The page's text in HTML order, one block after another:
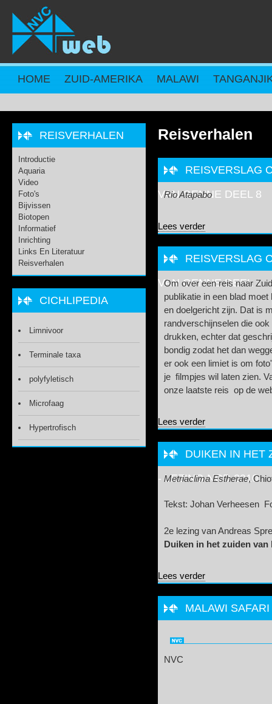
Overslaan en naar de inhoud gaan
HOME ZUID-AMERIKA MALAWI
Reisverhalen
REISVERSLAG
VAN GENNE DEEL 8
Rio Atapabo
Lees verder
REISVERSLAG
VAN GENNE DEEL 1.
Om over een reis naar
publikatie in een blad
en doelgericht zijn. Dat is
randverschijnselen die
drukken, echter dat
bondig zodat het dan
er ook een limiet is om
je filmpjes wil laten zien.
onze laatste reis op de
Lees verder
DUIKEN IN HET
- LEZING NCD 2010
Metriaclima Estherae,
Tekst: Johan Verheesen
2e lezing van Andreas
Duiken in het zuiden van
Lees verder
MALAWI
NVC
REISVERHALEN
Introductie
Aquaria
Video
Foto's
Bijvissen
Biotopen
Informatief
Inrichting
Links En Literatuur
Reisverhalen
CICHLIPEDIA
Limnivoor
Terminale taxa
polyfyletisch
Microfaag
Hypertrofisch